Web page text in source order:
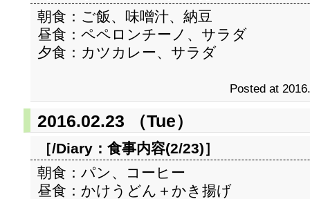
朝食：ご飯、味噌汁、納豆
昼食：ペペロンチーノ、サラダ
夕食：カツカレー、サラダ
Posted at
2016.02.23 （Tue）
［/Diary： 食事内容(2/23)］
朝食：パン、コーヒー
昼食：かけうどん＋かき揚げ